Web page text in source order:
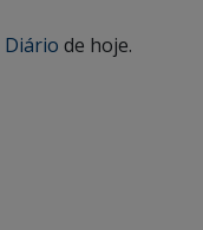
Diário de hoje.